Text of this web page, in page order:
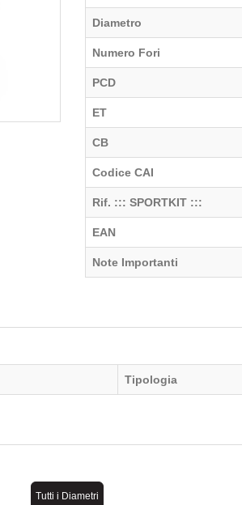
Diametro
Numero Fori
PCD
ET
CB
Codice CAI
Rif. ::: SPORTKIT :::
EAN
Note Importanti
Tipologia
Tutti i Diametri